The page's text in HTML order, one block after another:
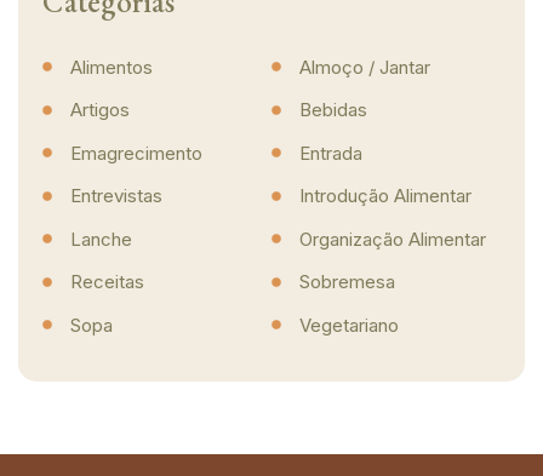
Alimentos
Almoço / Jantar
Artigos
Bebidas
Emagrecimento
Entrada
Entrevistas
Introdução Alimentar
Lanche
Organização Alimentar
Receitas
Sobremesa
Sopa
Vegetariano